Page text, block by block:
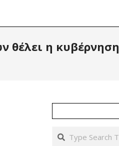
θέλει η κυβέρνηση
Search